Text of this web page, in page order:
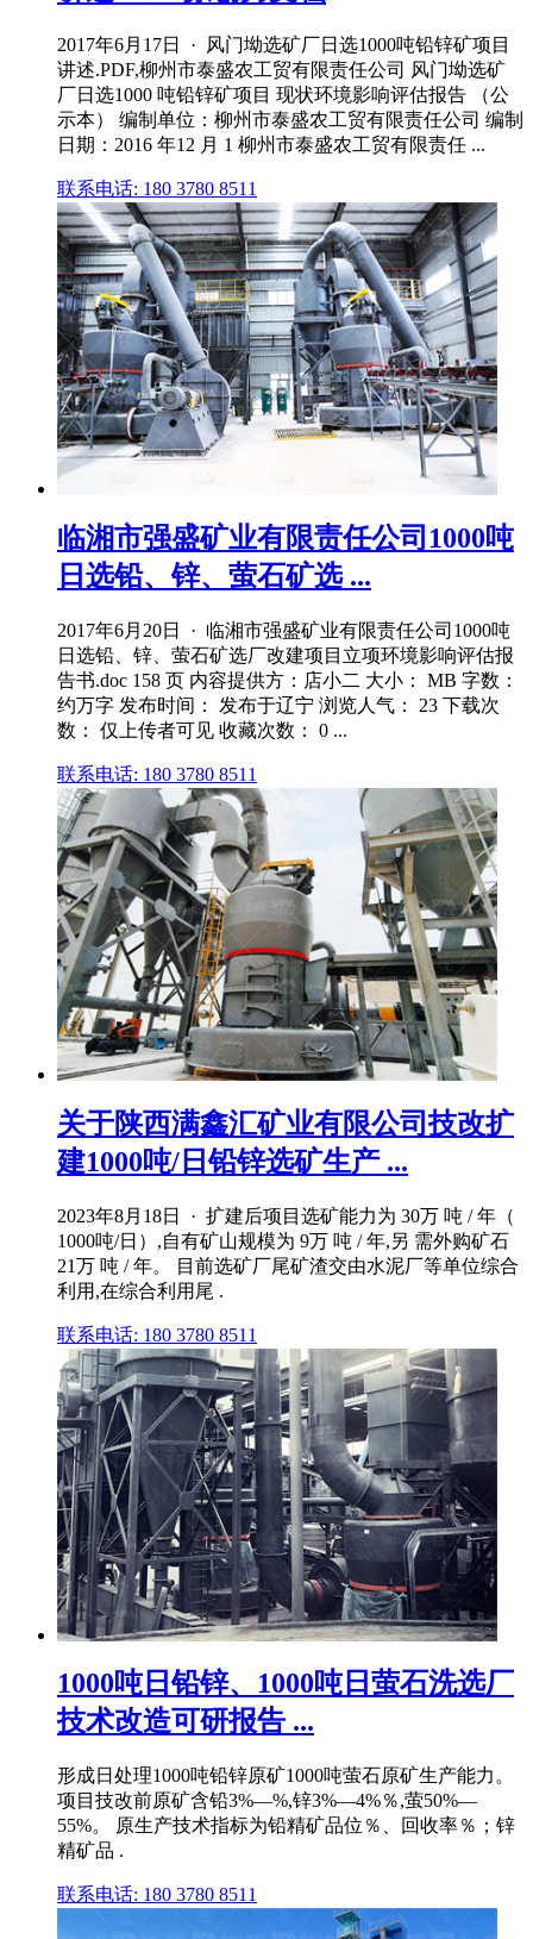
2017年6月17日 · 风门坳选矿厂日选1000吨铅锌矿项目
讲述.PDF,柳州市泰盛农工贸有限责任公司 风门坳选矿
厂日选1000 吨铅锌矿项目 现状环境影响评估报告 （公
示本） 编制单位：柳州市泰盛农工贸有限责任公司 编制
日期：2016 年12 月 1 柳州市泰盛农工贸有限责任 ...
联系电话: 180 3780 8511
临湘市强盛矿业有限责任公司1000吨
日选铅、锌、萤石矿选 ...
2017年6月20日 · 临湘市强盛矿业有限责任公司1000吨
日选铅、锌、萤石矿选厂改建项目立项环境影响评估报
告书.doc 158 页 内容提供方：店小二 大小： MB 字数：
约万字 发布时间： 发布于辽宁 浏览人气： 23 下载次
数： 仅上传者可见 收藏次数： 0 ...
联系电话: 180 3780 8511
关于陕西满鑫汇矿业有限公司技改扩
建1000吨/日铅锌选矿生产 ...
2023年8月18日 · 扩建后项目选矿能力为 30万 吨 / 年（
1000吨/日）,自有矿山规模为 9万 吨 / 年,另 需外购矿石
21万 吨 / 年。 目前选矿厂尾矿渣交由水泥厂等单位综合
利用,在综合利用尾 .
联系电话: 180 3780 8511
1000吨日铅锌、1000吨日萤石洗选厂
技术改造可研报告 ...
形成日处理1000吨铅锌原矿1000吨萤石原矿生产能力。
项目技改前原矿含铅3%—%,锌3%—4%％,萤50%—
55%。 原生产技术指标为铅精矿品位％、回收率％；锌
精矿品 .
联系电话: 180 3780 8511